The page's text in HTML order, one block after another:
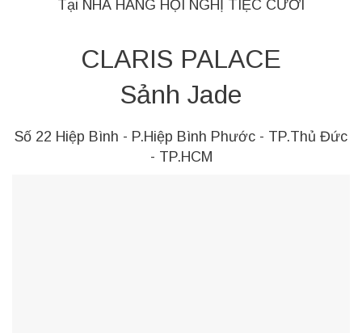
Tại NHÀ HÀNG HỘI NGHỊ TIỆC CƯỚI
CLARIS PALACE
Sảnh Jade
Số 22 Hiệp Bình - P.Hiệp Bình Phước - TP.Thủ Đức
- TP.HCM